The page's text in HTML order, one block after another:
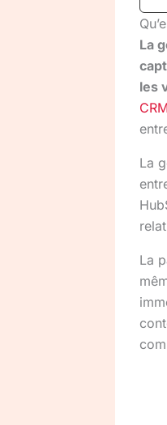
La
les
CRM
La
La